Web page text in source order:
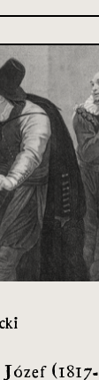
Józef (1817-